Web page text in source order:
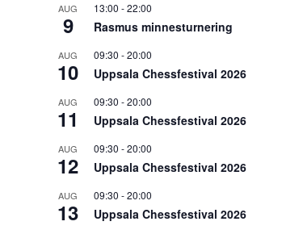
AUG
9
13:00 -22:00
Rasmus minnesturnering
AUG
10
09:30 -20:00
Uppsala Chessfestival 2026
AUG
11
09:30 -20:00
Uppsala Chessfestival 2026
AUG
12
09:30 -20:00
Uppsala Chessfestival 2026
AUG
13
09:30 -20:00
Uppsala Chessfestival 2026